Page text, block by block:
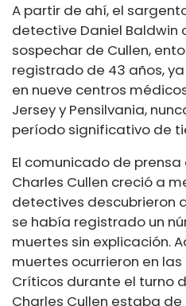
A partir de ahí, el
detective Daniel Baldwin
sospechar de Cullen,
registrado de 43 años,
en nueve centros
Jersey y Pensilvania,
período significativo de
El comunicado de prensa
Charles Cullen creció a
detectives descubrieron
se había registrado un
muertes sin explicación.
muertes ocurrieron en
Críticos durante el turno
Charles Cullen estaba de